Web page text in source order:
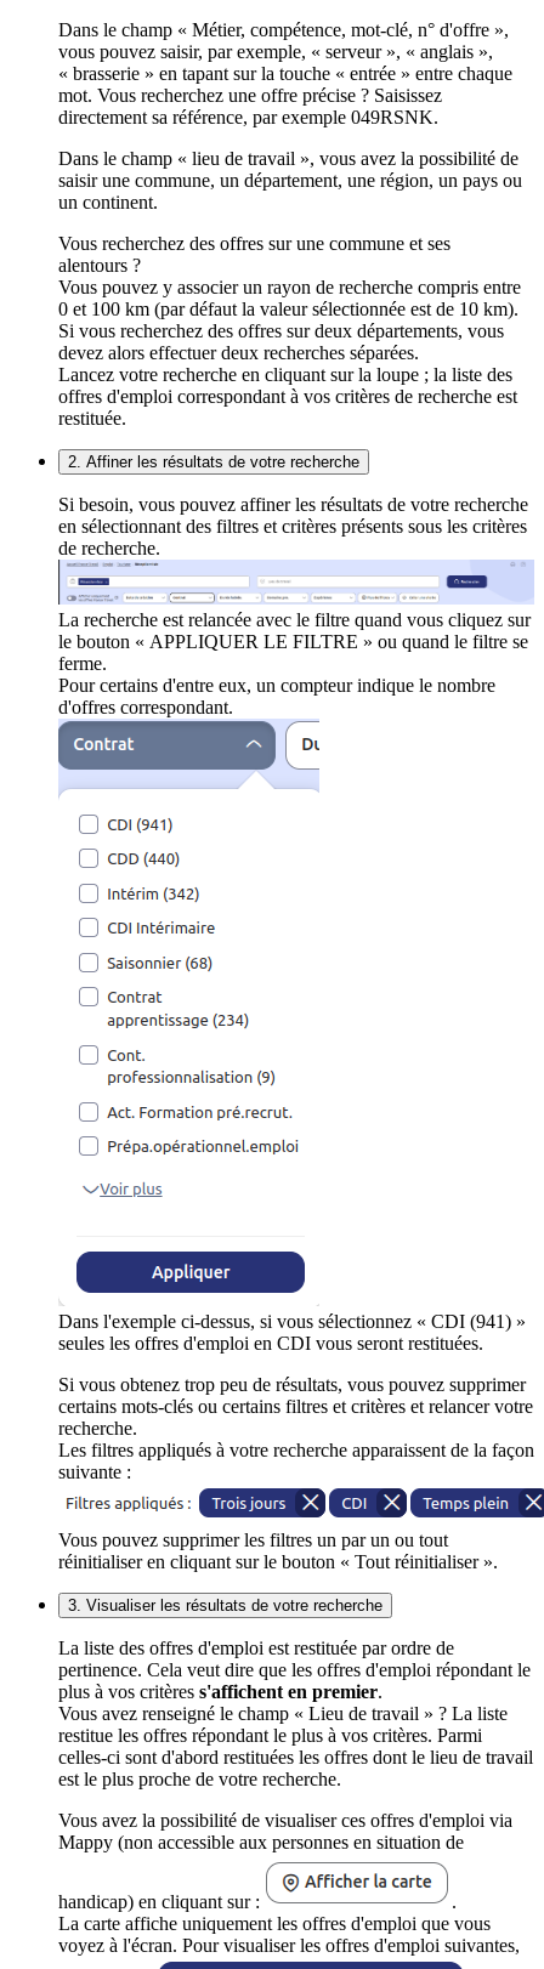
Dans le champ « Métier, compétence, mot-clé, n° d'offre »,
vous pouvez saisir, par exemple, « serveur », « anglais »,
« brasserie » en tapant sur la touche « entrée » entre chaque
mot. Vous recherchez une offre précise ? Saisissez
directement sa référence, par exemple 049RSNK.
Dans le champ « lieu de travail », vous avez la possibilité de
saisir une commune, un département, une région, un pays ou
un continent.
Vous recherchez des offres sur une commune et ses
alentours ?
Vous pouvez y associer un rayon de recherche compris entre
0 et 100 km (par défaut la valeur sélectionnée est de 10 km).
Si vous recherchez des offres sur deux départements, vous
devez alors effectuer deux recherches séparées.
Lancez votre recherche en cliquant sur la loupe ; la liste des
offres d'emploi correspondant à vos critères de recherche est
restituée.
2. Affiner les résultats de votre recherche
Si besoin, vous pouvez affiner les résultats de votre recherche
en sélectionnant des filtres et critères présents sous les critères
de recherche.
La recherche est relancée avec le filtre quand vous cliquez sur
le bouton « APPLIQUER LE FILTRE » ou quand le filtre se
ferme.
Pour certains d'entre eux, un compteur indique le nombre
d'offres correspondant.
Dans l'exemple ci-dessus, si vous sélectionnez « CDI (941) »
seules les offres d'emploi en CDI vous seront restituées.
Si vous obtenez trop peu de résultats, vous pouvez supprimer
certains mots-clés ou certains filtres et critères et relancer votre
recherche.
Les filtres appliqués à votre recherche apparaissent de la façon
suivante :
Vous pouvez supprimer les filtres un par un ou tout
réinitialiser en cliquant sur le bouton « Tout réinitialiser ».
3. Visualiser les résultats de votre recherche
La liste des offres d'emploi est restituée par ordre de
pertinence. Cela veut dire que les offres d'emploi répondant le
plus à vos critères s'affichent en premier.
Vous avez renseigné le champ « Lieu de travail » ? La liste
restitue les offres répondant le plus à vos critères. Parmi
celles-ci sont d'abord restituées les offres dont le lieu de travail
est le plus proche de votre recherche.
Vous avez la possibilité de visualiser ces offres d'emploi via
Mappy (non accessible aux personnes en situation de
handicap) en cliquant sur :
.
La carte affiche uniquement les offres d'emploi que vous
voyez à l'écran. Pour visualiser les offres d'emploi suivantes,